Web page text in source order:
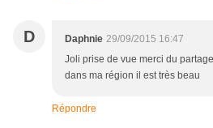
D Daphnie 29/09/2015 16:47
Joli prise de vue merci du
dans ma région il est très beau
Répondre